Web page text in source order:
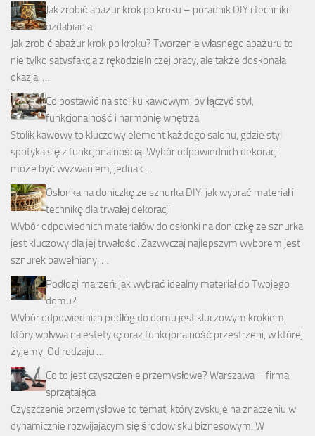
Jak zrobić abażur krok po kroku – poradnik DIY i techniki
ozdabiania
Jak zrobić abażur krok po kroku? Tworzenie własnego abażuru to
nie tylko satysfakcja z rękodzielniczej pracy, ale także doskonała
okazja, …
Co postawić na stoliku kawowym, by łączyć styl,
funkcjonalność i harmonię wnętrza
Stolik kawowy to kluczowy element każdego salonu, gdzie styl
spotyka się z funkcjonalnością. Wybór odpowiednich dekoracji
może być wyzwaniem, jednak …
Osłonka na doniczkę ze sznurka DIY: jak wybrać materiał i
technikę dla trwałej dekoracji
Wybór odpowiednich materiałów do osłonki na doniczkę ze sznurka
jest kluczowy dla jej trwałości. Zazwyczaj najlepszym wyborem jest
sznurek bawełniany, …
Podłogi marzeń: jak wybrać idealny materiał do Twojego
domu?
Wybór odpowiednich podłóg do domu jest kluczowym krokiem,
który wpływa na estetykę oraz funkcjonalność przestrzeni, w której
żyjemy. Od rodzaju …
Co to jest czyszczenie przemysłowe? Warszawa – firma
sprzątająca
Czyszczenie przemysłowe to temat, który zyskuje na znaczeniu w
dynamicznie rozwijającym się środowisku biznesowym. W